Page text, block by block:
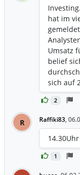
2
hat im
Umsatz
belief
sich auf
R Raffiki83,
1
14.30Uhr